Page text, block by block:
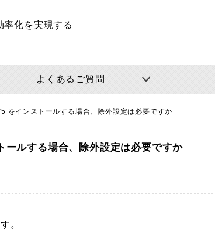
化を実現する
よくあるご質問
をインストールする場合、除外設定は必要ですか
ルする場合、除外設定は必要ですか
。